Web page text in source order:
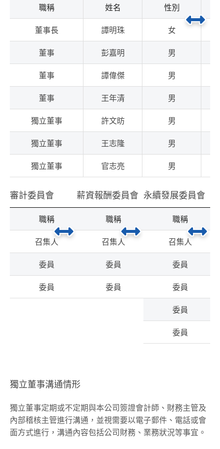
職稱 姓名 性別
董事長
譚明珠
女
董事
彭嘉明
男
董事
譚偉傑
男
董事
王年清
男
獨立董事
許文昉
男
獨立董事
王志隆
男
獨立董事
官志亮 男
審計委員會
職稱
姓名
召集人
王志隆
委員
許文昉
委員
官志亮
薪資報酬委員會
職稱
姓名
召集人
許文昉
委員
王志隆
委員
官志亮
永續發展委員會
職稱
召集人
委員
委員
委員
委員
獨立董事溝通情形
獨立董事定期或不定期與本公司簽證會計師、財務主管及
內部稽核主管進行溝通，並視需要以電子郵件、電話或會
面方式進行，溝通內容包括公司財務、業務狀況等事宜。